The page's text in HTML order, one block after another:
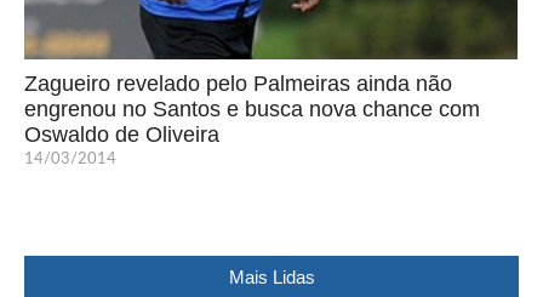
Zagueiro revelado pelo Palmeiras ainda não
engrenou no Santos e busca nova chance com
Oswaldo de Oliveira
14/03/2014
Mais Lidas